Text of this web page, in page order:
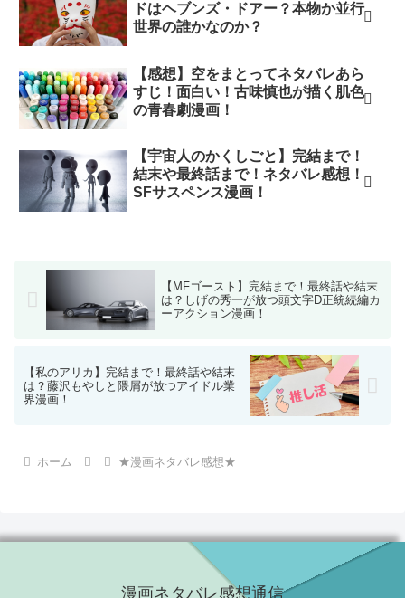
ドはヘブンズ・ドアー？本物か並行
世界の誰かなのか？
【感想】空をまとってネタバレあら
すじ！面白い！古味慎也が描く肌色
の青春劇漫画！
【宇宙人のかくしごと】完結まで！
結末や最終話まで！ネタバレ感想！
SFサスペンス漫画！
【MFゴースト】完結まで！最終話や結末
は？しげの秀一が放つ頭文字D正統続編カ
ーアクション漫画！
【私のアリカ】完結まで！最終話や結末
は？藤沢もやしと隈屑が放つアイドル業
界漫画！
ホーム ★漫画ネタバレ感想★
漫画ネタバレ感想通信